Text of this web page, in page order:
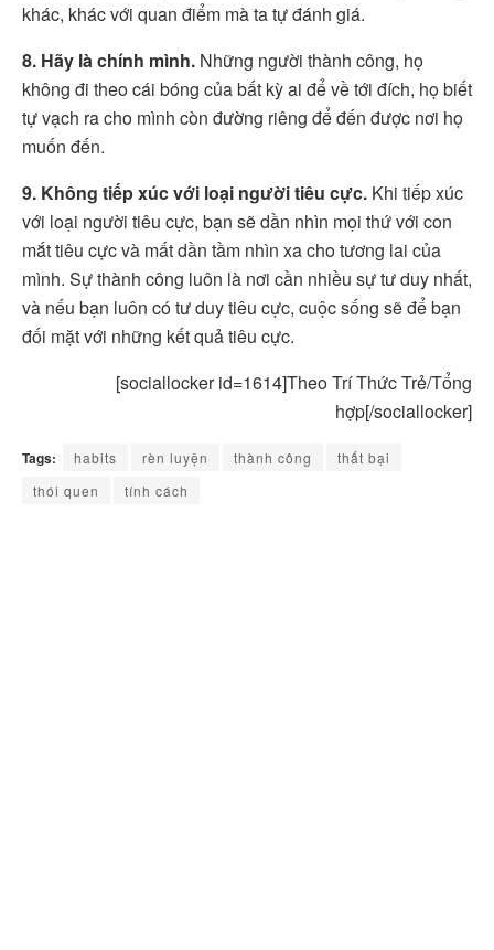
khác, khác với quan điểm mà ta tự đánh giá.
8. Hãy là chính mình. Những người thành công, họ
không đi theo cái bóng của bất kỳ ai để về tới đích, họ biết
tự vạch ra cho mình còn đường riêng để đến được nơi họ
muốn đến.
9. Không tiếp xúc với loại người tiêu cực. Khi tiếp xúc
với loại người tiêu cực, bạn sẽ dần nhìn mọi thứ với con
mắt tiêu cực và mất dần tầm nhìn xa cho tương lai của
mình. Sự thành công luôn là nơi cần nhiều sự tư duy nhất,
và nếu bạn luôn có tư duy tiêu cực, cuộc sống sẽ để bạn
đối mặt với những kết quả tiêu cực.
[sociallocker id=1614]Theo Trí Thức Trẻ/Tổng
hợp[/sociallocker]
Tags: habits rèn luyện thành công
thất bại
thói quen
tính cách